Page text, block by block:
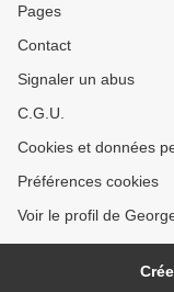
Pages
Contact
Signaler un abus
C.G.U.
Cookies et données
Préférences cookies
Voir le profil de